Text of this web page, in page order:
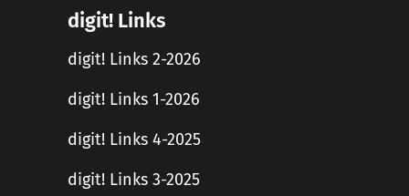
digit! Links
digit! Links 2-2026
digit! Links 1-2026
digit! Links 4-2025
digit! Links 3-2025